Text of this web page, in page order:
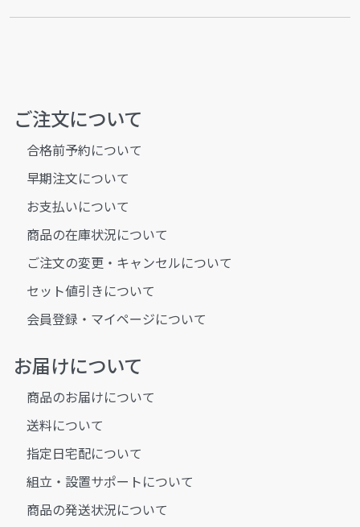
ご注文について
合格前予約について
早期注文について
お支払いについて
商品の在庫状況について
ご注文の変更・キャンセルについて
セット値引きについて
会員登録・マイページについて
お届けについて
商品のお届けについて
送料について
指定日宅配について
組立・設置サポートについて
商品の発送状況について